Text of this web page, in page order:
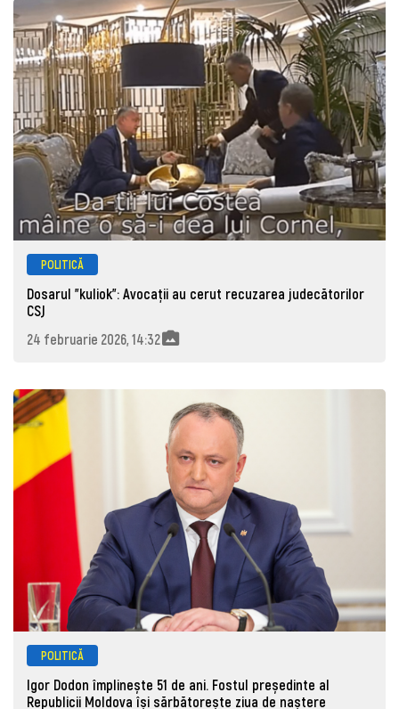
POLITICĂ
Dosarul ”kuliok”: Avocații au cerut recuzarea judecătorilor
CSJ
24 februarie 2026, 14:32
POLITICĂ
Igor Dodon împlinește 51 de ani. Fostul președinte al
Republicii Moldova își sărbătorește ziua de naștere